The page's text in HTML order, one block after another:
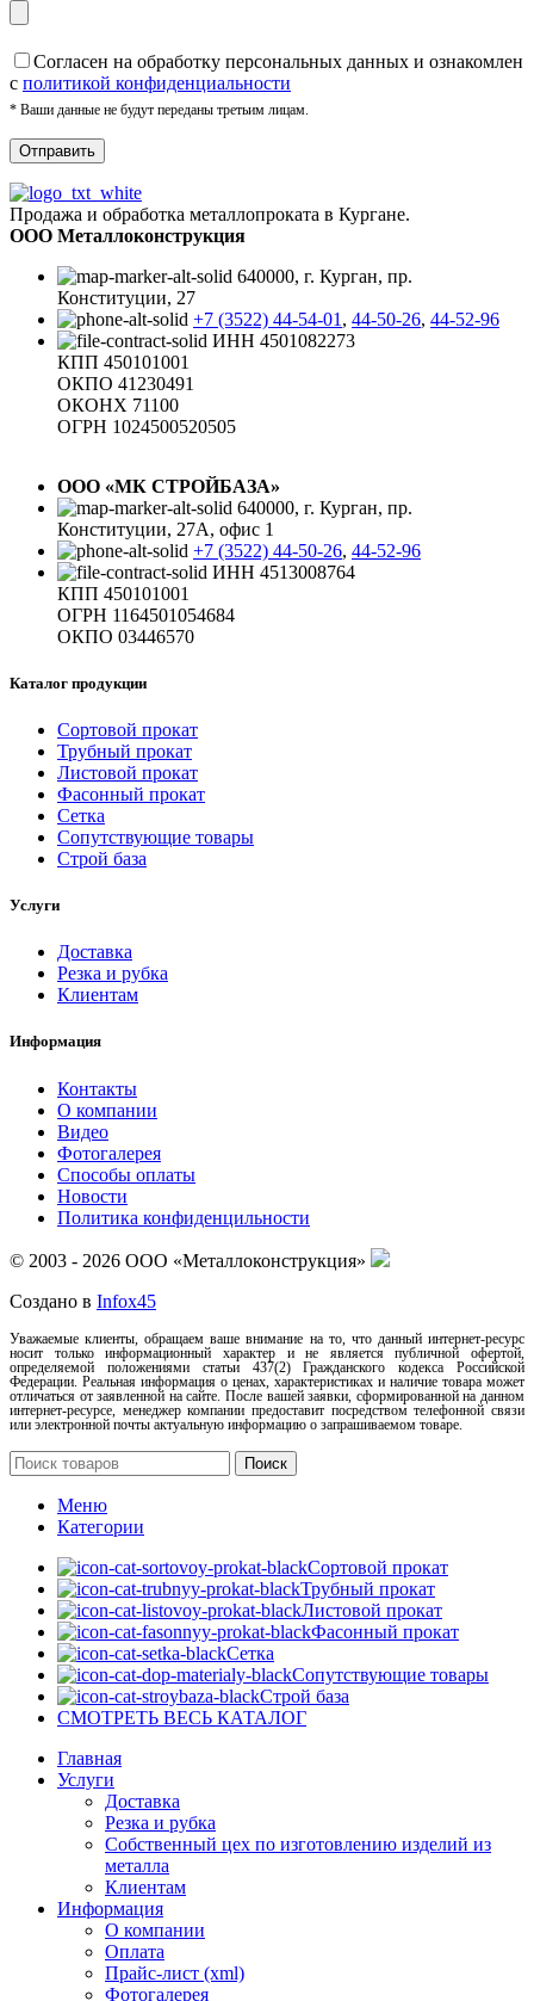
Cогласен на обработку персональных данных и ознакомлен
с политикой конфиденциальности
* Ваши данные не будут переданы третьим лицам.
Продажа и обработка металлопроката в Кургане.
ООО Металлоконструкция
640000, г. Курган, пр.
Конституции, 27
+7 (3522) 44-54-01 , 44-50-26, 44-52-96
ИНН 4501082273
КПП 450101001
ОКПО 41230491
ОКОНХ 71100
ОГРН 1024500520505
ООО «МК СТРОЙБАЗА»
640000, г. Курган, пр.
Конституции, 27А, офис 1
+7 (3522) 44-50-26, 44-52-96
ИНН 4513008764
КПП 450101001
ОГРН 1164501054684
ОКПО 03446570
Каталог продукции
Сортовой прокат
Трубный прокат
Листовой прокат
Фасонный прокат
Сетка
Сопутствующие товары
Строй база
Услуги
Доставка
Резка и рубка
Клиентам
Информация
Контакты
О компании
Видео
Фотогалерея
Способы оплаты
Новости
Политика конфиденцильности
© 2003 - 2026 ООО «Металлоконструкция»
Создано в Infox45
Уважаемые клиенты, обращаем ваше внимание на то, что данный интернет-ресурс
носит только информационный характер и не является публичной офертой,
определяемой положениями статьи 437(2) Гражданского кодекса Российской
Федерации. Реальная информация о ценах, характеристиках и наличие товара может
отличаться от заявленной на сайте. После вашей заявки, сформированной на данном
интернет-ресурсе, менеджер компании предоставит посредством телефонной связи
или электронной почты актуальную информацию о запрашиваемом товаре.
Поиск
Меню
Категории
Сортовой прокат
Трубный прокат
Листовой прокат
Фасонный прокат
Сетка
Сопутствующие товары
Строй база
СМОТРЕТЬ ВЕСЬ КАТАЛОГ
Главная
Услуги
Доставка
Резка и рубка
Собственный цех по изготовлению изделий из
металла
Клиентам
Информация
О компании
Оплата
Прайс-лист (xml)
Фотогалерея